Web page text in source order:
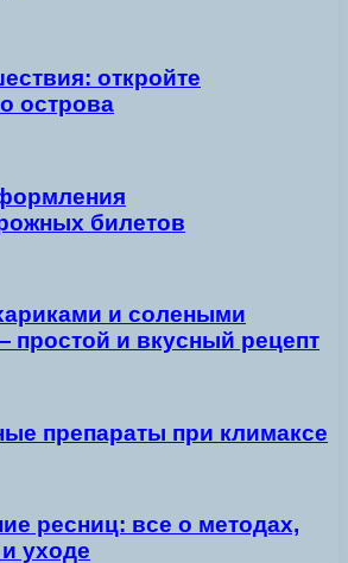
откройте
острова
билетов
и солеными
простой и вкусный рецепт
препараты при климаксе
ресниц: все о методах,
уходе